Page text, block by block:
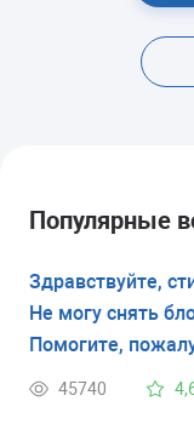
Популярные
Здравствуйте,
Не могу снять
Помогите,
45740